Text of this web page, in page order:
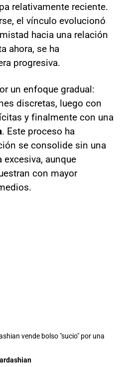
relativamente reciente.
el vínculo evolucionó
hacia una relación
ahora, se ha
progresiva.
un enfoque gradual:
discretas, luego con
y finalmente con una
. Este proceso ha
se consolide sin una
aunque
con mayor
vende bolso "sucio" por una